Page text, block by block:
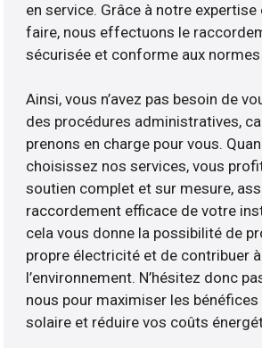
en service. Grâce à notre
faire, nous effectuons le
sécurisée et conforme aux
Ainsi, vous n’avez pas besoin de
des procédures administratives,
prenons en charge pour vous.
choisissez nos services, vous
soutien complet et sur mesure,
raccordement efficace de votre
cela vous donne la possibilité de
propre électricité et de contribuer
l’environnement. N’hésitez donc
nous pour maximiser les bénéfices
solaire et réduire vos coûts